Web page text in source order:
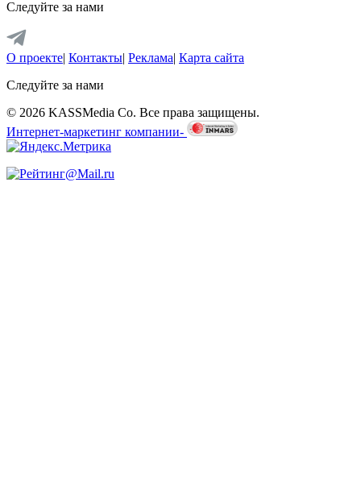
Следуйте за нами
О проекте| Контакты| Реклама| Карта сайта
Следуйте за нами
© 2026 KASSMedia Co. Все права защищены.
Интернет-маркетинг компании-